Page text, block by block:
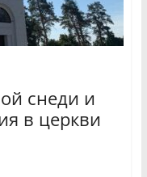
снеди и
в церкви